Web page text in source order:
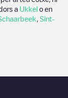
a Ukkel o en
Sint-